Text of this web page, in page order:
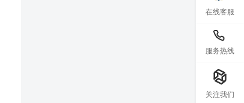
在线客服
服务热线
关注我们